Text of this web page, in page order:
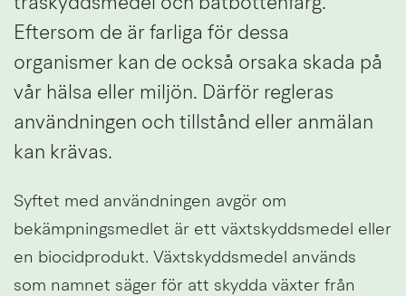
Eftersom de är farliga för dessa
organismer kan de också orsaka skada på
vår hälsa eller miljön. Därför regleras
användningen och tillstånd eller anmälan
kan krävas.
Syftet med användningen avgör om
bekämpningsmedlet är ett växtskyddsmedel eller
en biocidprodukt. Växtskyddsmedel används
som namnet säger för att skydda växter från